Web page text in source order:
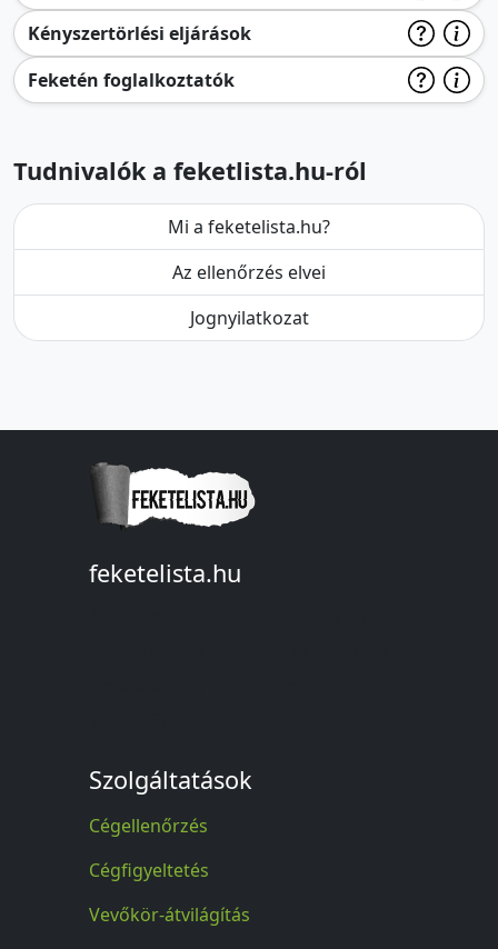
Kényszertörlési eljárások
Feketén foglalkoztatók
Tudnivalók a feketlista.hu-ról
Mi a feketelista.hu?
Az ellenőrzés elvei
Jognyilatkozat
feketelista.hu
Szolgáltatások
Cégellenőrzés
Cégfigyeltetés
Vevőkör-átvilágítás